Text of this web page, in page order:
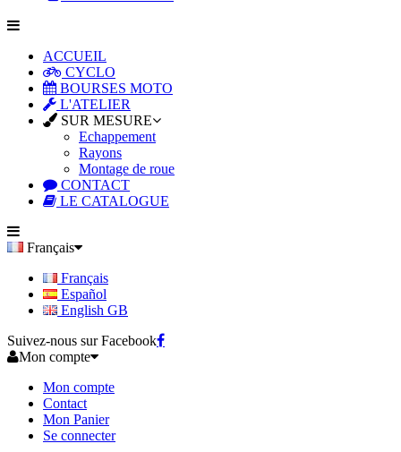
ACCUEIL
CYCLO
BOURSES MOTO
L'ATELIER
SUR MESURE
Echappement
Rayons
Montage de roue
CONTACT
LE CATALOGUE
Français
Français
Español
English GB
Suivez-nous sur Facebook
Mon compte
Mon compte
Contact
Mon Panier
Se connecter